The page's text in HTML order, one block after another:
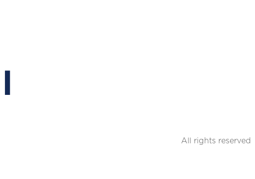
All rights reserved